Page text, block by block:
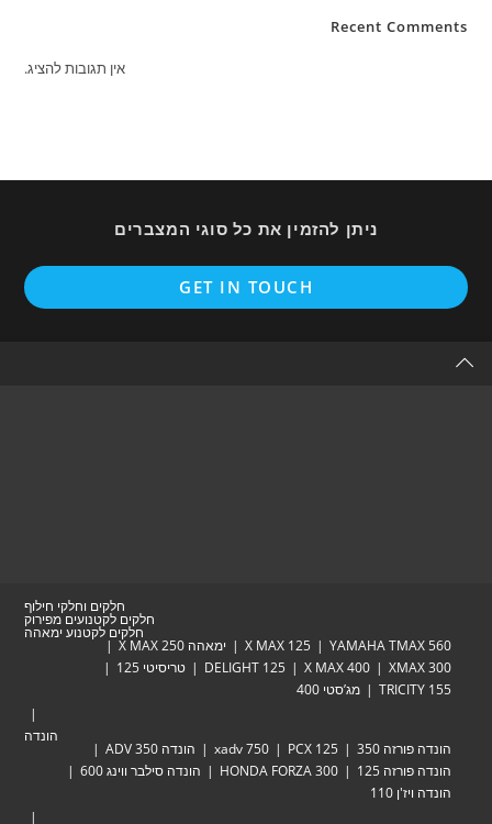
Recent Comments
אין תגובות להציג.
ניתן להזמין את כל סוגי המצברים
GET IN TOUCH
חלקים וחלקי חילוף
חלקים לקטנועים מפירוק
חלקים לקטנוע ימאהה
YAMAHA TMAX 560
X MAX 125
ימאהה X MAX 250
XMAX 300
X MAX 400
DELIGHT 125
טריסיטי 125
TRICITY 155
מג’סטי 400
הונדה
הונדה פורזה 350 PCX 125
xadv 750
הונדה ADV 350
הונדה פורזה 125
HONDA FORZA 300
הונדה סילבר ווינג 600
הונדה ויז'ן 110